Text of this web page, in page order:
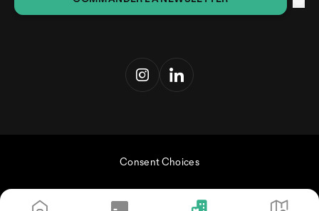
Consent Choices